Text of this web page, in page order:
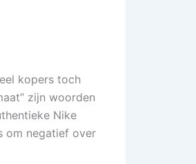
kopers toch
zijn woorden
Nike
om negatief over